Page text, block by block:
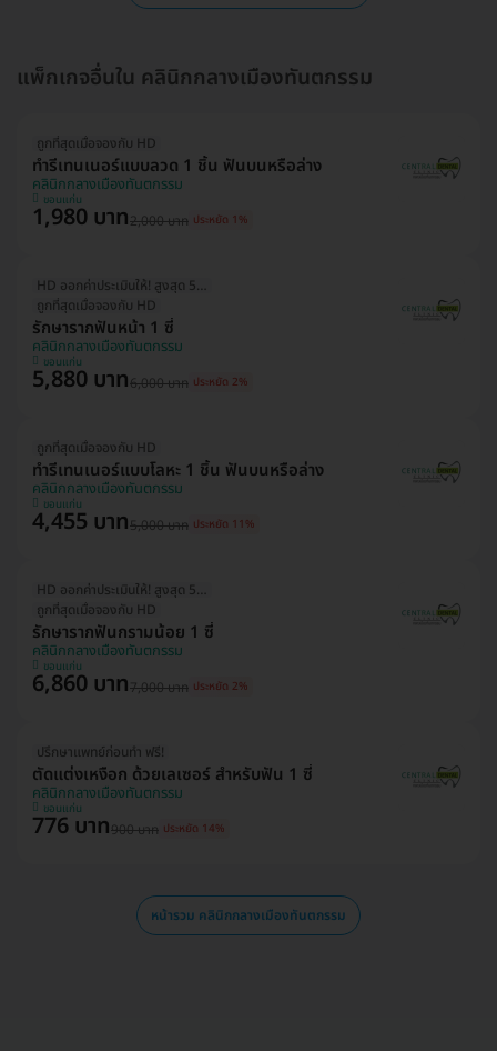
แพ็กเกจอื่นใน คลินิกกลางเมืองทันตกรรม
ถูกที่สุดเมื่อจองกับ HD
ทำรีเทนเนอร์แบบลวด 1 ชิ้น ฟันบนหรือล่าง
คลินิกกลางเมืองทันตกรรม
ขอนแก่น
1,980 บาท2,000 บาท ประหยัด 1%
HD ออกค่าประเมินให้! สูงสุด 500 บ.
ถูกที่สุดเมื่อจองกับ HD
รักษารากฟันหน้า 1 ซี่
คลินิกกลางเมืองทันตกรรม
ขอนแก่น
5,880 บาท6,000 บาท ประหยัด 2%
ถูกที่สุดเมื่อจองกับ HD
ทำรีเทนเนอร์แบบโลหะ 1 ชิ้น ฟันบนหรือล่าง
คลินิกกลางเมืองทันตกรรม
ขอนแก่น
4,455 บาท5,000 บาท ประหยัด 11%
HD ออกค่าประเมินให้! สูงสุด 500 บ.
ถูกที่สุดเมื่อจองกับ HD
รักษารากฟันกรามน้อย 1 ซี่
คลินิกกลางเมืองทันตกรรม
ขอนแก่น
6,860 บาท7,000 บาท ประหยัด 2%
ปรึกษาแพทย์ก่อนทำ ฟรี!
ตัดแต่งเหงือก ด้วยเลเซอร์ สำหรับฟัน 1 ซี่
คลินิกกลางเมืองทันตกรรม
ขอนแก่น
776 บาท900 บาท ประหยัด 14%
หน้ารวม คลินิกกลางเมืองทันตกรรม